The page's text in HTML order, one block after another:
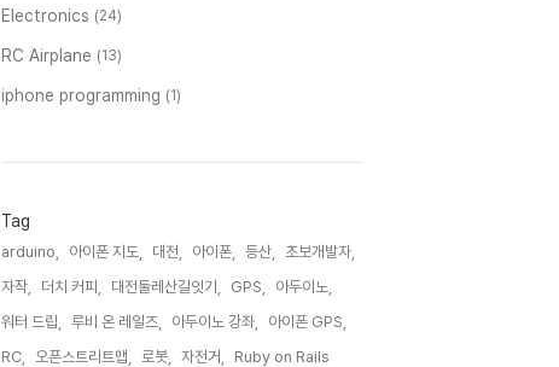
Electronics (24)
RC Airplane (13)
iphone programming (1)
Tag
arduino, 아이폰 지도, 대전, 아이폰, 등산,
초보개발자,
자작,
더치 커피, 대전둘레산길잇기, GPS,
아두이노,
워터 드립,
루비 온 레일즈, 아두이노 강좌,
아이폰 GPS,
RC,
오픈스트리트맵, 로봇, 자전거, Ruby on Rails,